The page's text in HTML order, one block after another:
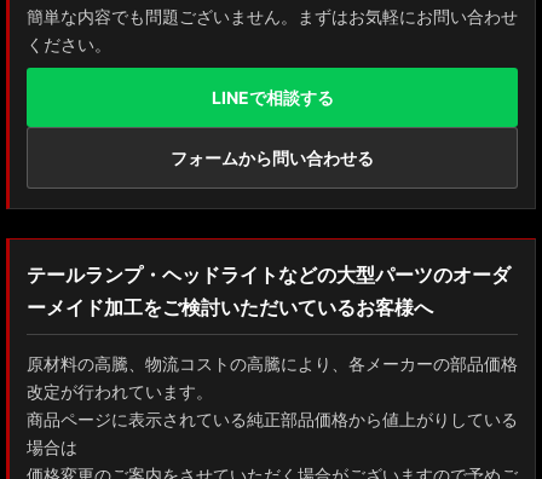
簡単な内容でも問題ございません。まずはお気軽にお問い合わせ
ください。
LINEで相談する
フォームから問い合わせる
テールランプ・ヘッドライトなどの大型パーツのオーダ
ーメイド加工をご検討いただいているお客様へ
原材料の高騰、物流コストの高騰により、各メーカーの部品価格
改定が行われています。
商品ページに表示されている純正部品価格から値上がりしている
場合は
価格変更のご案内をさせていただく場合がございますので予めご